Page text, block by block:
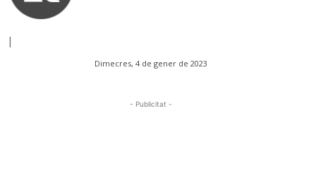
|
Dimecres, 4 de gener de 2023
- Publicitat -